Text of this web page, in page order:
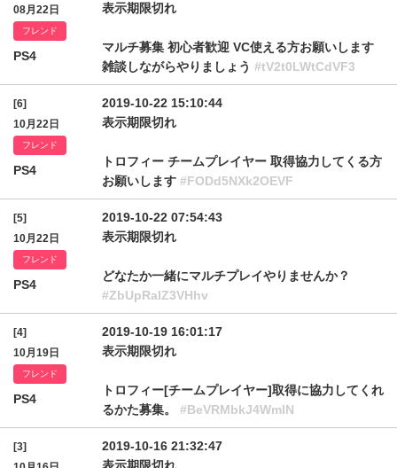
08月22日
フレンド
PS4
表示期限切れ
マルチ募集 初心者歓迎 VC使える方お願いします
雑談しながらやりましょう #tV2t0LWtCdVF3
[6]
10月22日
フレンド
PS4
2019-10-22 15:10:44
表示期限切れ
トロフィー チームプレイヤー 取得協力してくる方
お願いします #FODd5NXk2OEVF
[5]
10月22日
フレンド
PS4
2019-10-22 07:54:43
表示期限切れ
どなたか一緒にマルチプレイやりませんか？
#ZbUpRalZ3VHhv
[4]
10月19日
フレンド
PS4
2019-10-19 16:01:17
表示期限切れ
トロフィー[チームプレイヤー]取得に協力してくれ
るかた募集。 #BeVRMbkJ4WmlN
[3]
2019-10-16 21:32:47